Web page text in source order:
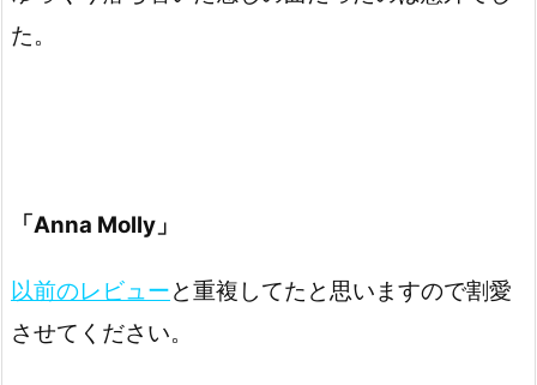
た。
「Anna Molly」
以前のレビューと重複してたと思いますので割愛
させてください。